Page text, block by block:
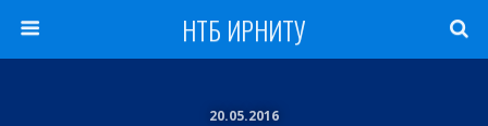
НТБ ИРНИТУ
20.05.2016